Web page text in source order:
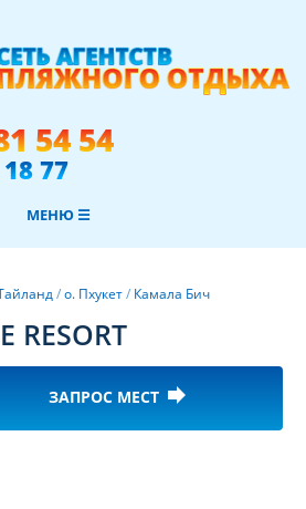
54 54
77
МЕНЮ ☰
/о. Пхукет/ Камала Бич
RESORT
ЗАПРОС МЕСТ forward